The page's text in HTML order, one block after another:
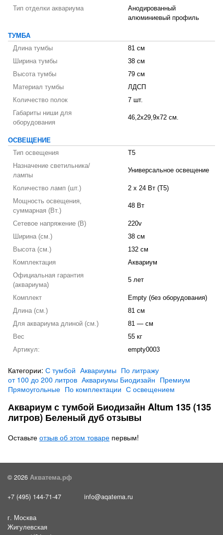
Тип отделки аквариума
Анодированный
алюминиевый профиль
ТУМБА
Длина тумбы
81 см
Ширина тумбы
38 см
Высота тумбы
79 см
Материал тумбы
ЛДСП
Количество полок
7 шт.
Габариты ниши для
оборудования
46,2x29,9x72 см.
ОСВЕЩЕНИЕ
Тип освещения
T5
Назначение светильника/
лампы
Универсальное освещение
Количество ламп (шт.)
2 х 24 Вт (T5)
Мощность освещения,
суммарная (Вт.)
48 Вт
Сетевое напряжение (В)
220v
Ширина (см.)
38 см
Высота (см.)
132 см
Комплектация
Аквариум
Официальная гарантия
(аквариума)
5 лет
Комплект
Empty (без оборудования)
Длина (см.)
81 см
Для аквариума длиной (см.)
81 — см
Вес
55 кг
Артикул:
empty0003
Категории: С тумбой Аквариумы По литражу
от 100 до 200 литров Аквариумы Биодизайн Премиум
Прямоугольные По комплектации С освещением
Аквариум с тумбой Биодизайн Altum 135 (135
литров) Беленый дуб отзывы
Оставьте отзыв об этом товаре первым!
© 2026 Акватема.рф
+7 (495) 144-71-47 info@aqatema.ru
г. Москва
Жигулевская